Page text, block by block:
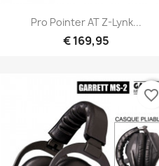
Snel bekijken
Pro Pointer AT Z-Lynk...
€ 169,95
favorite_border